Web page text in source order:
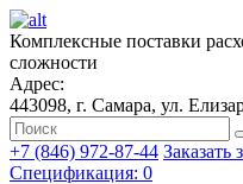
Комплексные поставки
сложности
Адрес:
443098, г. Самара, ул.
+7 (846) 972-87-44 Заказать
Спецификация: 0